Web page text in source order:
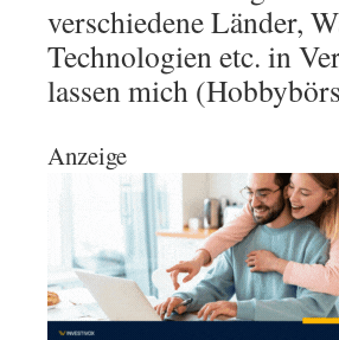
verschiedene Länder,
Technologien etc. in
lassen mich
Anzeige